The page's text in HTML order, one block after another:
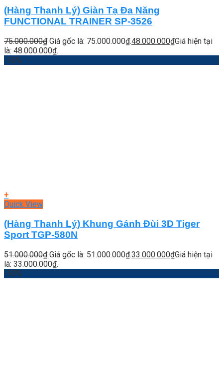
(Hàng Thanh Lý) Giàn Tạ Đa Năng
FUNCTIONAL TRAINER SP-3526
75.000.000₫ Giá gốc là: 75.000.000₫.48.000.000₫Giá hiện tại
là: 48.000.000₫.
-35%
+
Quick View
(Hàng Thanh Lý) Khung Gánh Đùi 3D Tiger
Sport TGP-580N
51.000.000₫ Giá gốc là: 51.000.000₫.33.000.000₫Giá hiện tại
là: 33.000.000₫.
-50%